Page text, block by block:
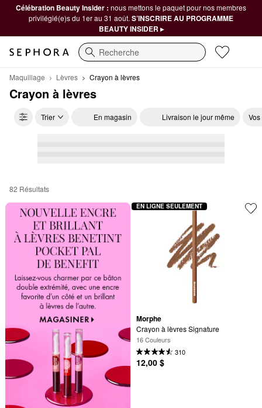
Célébration Beauty Insider : nous mettons le paquet pour nos membres
privilégié(e)s du 1er au 31 août. S’INSCRIRE AU PROGRAMME
BEAUTY INSIDER ▸
Recherche
Maquillage Lèvres Crayon à lèvres
Crayon à lèvres
Trier En magasin Livraison le jour même
Crayon à lèvres
82 Résultats
Morphe
Crayon à lèvres Signature
16 Couleurs
310
12,00 $
EN LIGNE SEULEMENT